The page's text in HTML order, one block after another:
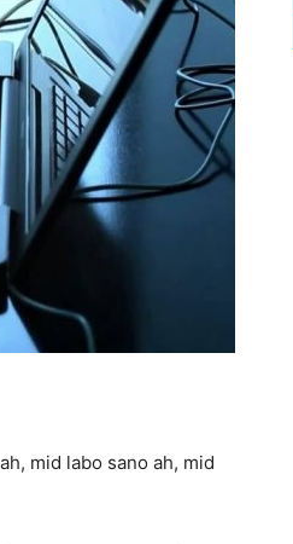
mid labo sano ah, mid